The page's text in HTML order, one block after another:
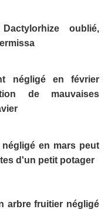
oublié,
négligé en février
de mauvaises
en mars peut
d'un petit potager
arbre fruitier négligé